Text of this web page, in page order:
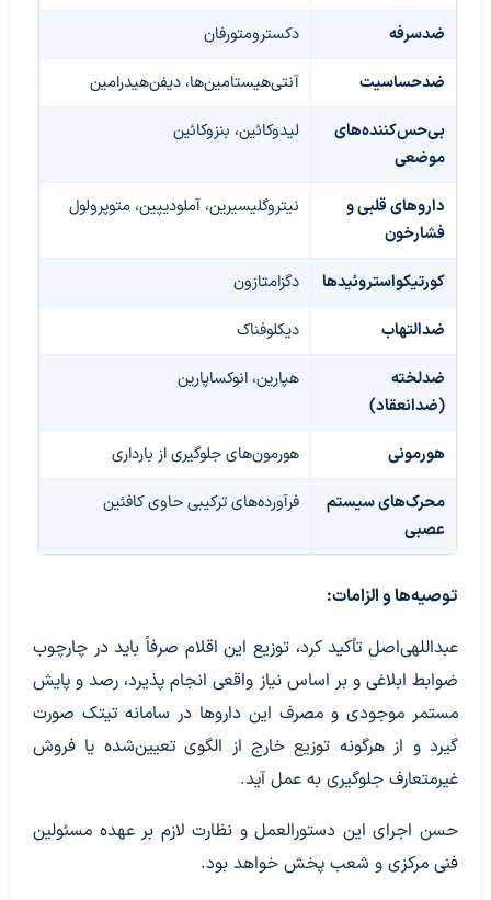
ضدسرفه دکسترومتورفان
ضدحساسیت آنتی‌هیستامین‌ها، دیفن‌هیدرامین
بی‌حس‌کننده‌های
موضعی
لیدوکائین، بنزوکائین
داروهای قلبی و
فشارخون
نیتروگلیسیرین، آملودیپین، متوپرولول
کورتیکواستروئیدها دگزامتازون
ضدالتهاب دیکلوفناک
ضدلخته
(ضدانعقاد)
هپارین، انوکساپارین
هورمونی هورمون‌های جلوگیری از بارداری
محرک‌های سیستم
عصبی
فرآورده‌های ترکیبی حاوی کافئین
توصیه‌ها و الزامات:
عبداللهی‌اصل تأکید کرد، توزیع این اقلام صرفاً باید در چارچوب
ضوابط ابلاغی و بر اساس نیاز واقعی انجام پذیرد، رصد و پایش
مستمر موجودی و مصرف این داروها در سامانه تیتک صورت
گیرد و از هرگونه توزیع خارج از الگوی تعیین‌شده یا فروش
غیرمتعارف جلوگیری به عمل آید.
حسن اجرای این دستورالعمل و نظارت لازم بر عهده مسئولین
فنی مرکزی و شعب پخش خواهد بود.